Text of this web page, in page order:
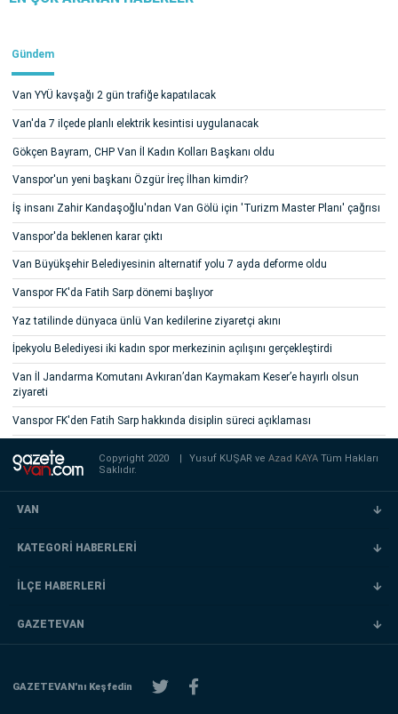
Gündem
Van YYÜ kavşağı 2 gün trafiğe kapatılacak
Van'da 7 ilçede planlı elektrik kesintisi uygulanacak
Gökçen Bayram, CHP Van İl Kadın Kolları Başkanı oldu
Vanspor'un yeni başkanı Özgür İreç İlhan kimdir?
İş insanı Zahir Kandaşoğlu'ndan Van Gölü için 'Turizm Master Planı' çağrısı
Vanspor'da beklenen karar çıktı
Van Büyükşehir Belediyesinin alternatif yolu 7 ayda deforme oldu
Vanspor FK'da Fatih Sarp dönemi başlıyor
Yaz tatilinde dünyaca ünlü Van kedilerine ziyaretçi akını
İpekyolu Belediyesi iki kadın spor merkezinin açılışını gerçekleştirdi
Van İl Jandarma Komutanı Avkıran’dan Kaymakam Keser’e hayırlı olsun
ziyareti
Vanspor FK'den Fatih Sarp hakkında disiplin süreci açıklaması
Copyright 2020 Yusuf KUŞAR veAzad KAYATüm Hakları
Saklıdır.
VAN
KATEGORİ HABERLERİ
İLÇE HABERLERİ
GAZETEVAN
GAZETEVAN'nı Keşfedin